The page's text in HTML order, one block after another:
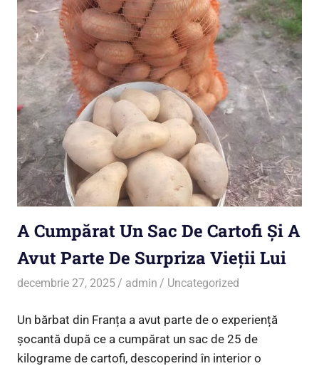
A Cumpărat Un Sac De Cartofi Și A
Avut Parte De Surpriza Vieții Lui
decembrie 27, 2025 admin Uncategorized
Un bărbat din Franța a avut parte de o experiență
șocantă după ce a cumpărat un sac de 25 de
kilograme de cartofi, descoperind în interior o